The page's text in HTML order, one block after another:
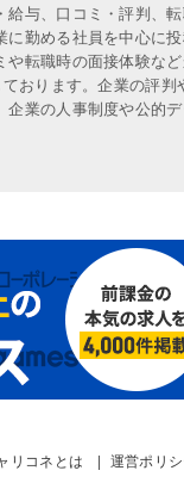
与、口コミ・評判
勤める社員を中心
転職時の面接体験など
ります。企業の評
業の人事制度や公
リコネとは 運営ポリ